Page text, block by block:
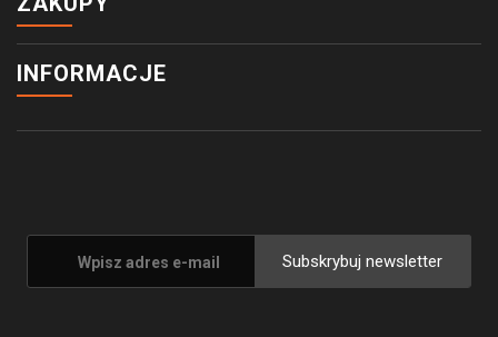
INFORMACJE
Subskrybuj newsletter